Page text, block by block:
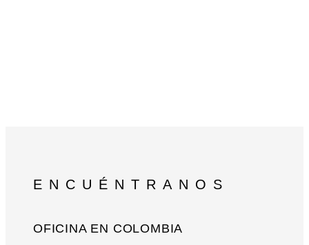
ENCUÉNTRANOS
OFICINA EN COLOMBIA